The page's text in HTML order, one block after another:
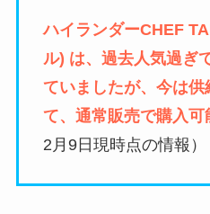
ハイランダーCHEF
ル) は、過去人気過ぎ
ていましたが、今は供
て、通常販売で購入可
2月9日現時点の情報）